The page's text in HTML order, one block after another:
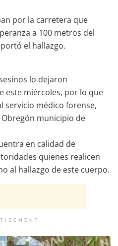
por la carretera que
a 100 metros del
el hallazgo.
lo dejaron
este miércoles, por lo que
servicio médico forense,
municipio de
en calidad de
quienes realicen
al hallazgo de este cuerpo.